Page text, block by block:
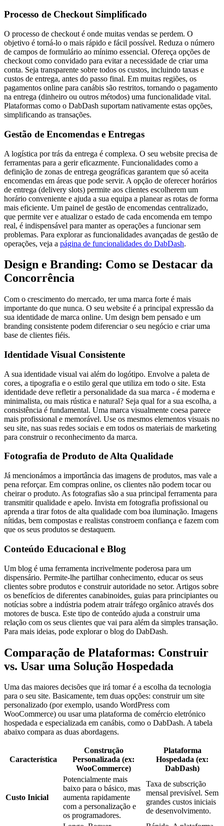
Processo de Checkout Simplificado
O processo de checkout é onde muitas vendas se perdem. O
objetivo é torná-lo o mais rápido e fácil possível. Reduza o número
de campos de formulário ao mínimo essencial. Ofereça opções de
checkout como convidado para evitar a necessidade de criar uma
conta. Seja transparente sobre todos os custos, incluindo taxas e
custos de entrega, antes do passo final. Em muitas regiões, os
pagamentos online para canábis são restritos, tornando o pagamento
na entrega (dinheiro ou outros métodos) uma funcionalidade vital.
Plataformas como o DabDash suportam nativamente estas opções,
simplificando as transações.
Gestão de Encomendas e Entregas
A logística por trás da entrega é complexa. O seu website precisa de
ferramentas para a gerir eficazmente. Funcionalidades como a
definição de zonas de entrega geográficas garantem que só aceita
encomendas em áreas que pode servir. A opção de oferecer horários
de entrega (delivery slots) permite aos clientes escolherem um
horário conveniente e ajuda a sua equipa a planear as rotas de forma
mais eficiente. Um painel de gestão de encomendas centralizado,
que permite ver e atualizar o estado de cada encomenda em tempo
real, é indispensável para manter as operações a funcionar sem
problemas. Para explorar as funcionalidades avançadas de gestão de
operações, veja a página de funcionalidades do DabDash.
Design e Branding: Como se Destacar da
Concorrência
Com o crescimento do mercado, ter uma marca forte é mais
importante do que nunca. O seu website é a principal expressão da
sua identidade de marca online. Um design bem pensado e um
branding consistente podem diferenciar o seu negócio e criar uma
base de clientes fiéis.
Identidade Visual Consistente
A sua identidade visual vai além do logótipo. Envolve a paleta de
cores, a tipografia e o estilo geral que utiliza em todo o site. Esta
identidade deve refletir a personalidade da sua marca - é moderna e
minimalista, ou mais rústica e natural? Seja qual for a sua escolha, a
consistência é fundamental. Uma marca visualmente coesa parece
mais profissional e memorável. Use os mesmos elementos visuais no
seu site, nas suas redes sociais e em todos os materiais de marketing
para construir o reconhecimento da marca.
Fotografia de Produto de Alta Qualidade
Já mencionámos a importância das imagens de produtos, mas vale a
pena reforçar. Em compras online, os clientes não podem tocar ou
cheirar o produto. As fotografias são a sua principal ferramenta para
transmitir qualidade e apelo. Invista em fotografia profissional ou
aprenda a tirar fotos de alta qualidade com boa iluminação. Imagens
nítidas, bem compostas e realistas constroem confiança e fazem com
que os seus produtos se destaquem.
Conteúdo Educacional e Blog
Um blog é uma ferramenta incrivelmente poderosa para um
dispensário. Permite-lhe partilhar conhecimento, educar os seus
clientes sobre produtos e construir autoridade no setor. Artigos sobre
os benefícios de diferentes canabinoides, guias para principiantes ou
notícias sobre a indústria podem atrair tráfego orgânico através dos
motores de busca. Este tipo de conteúdo ajuda a construir uma
relação com os seus clientes que vai para além da simples transação.
Para mais ideias, pode explorar o blog do DabDash.
Comparação de Plataformas: Construir
vs. Usar uma Solução Hospedada
Uma das maiores decisões que irá tomar é a escolha da tecnologia
para o seu site. Basicamente, tem duas opções: construir um site
personalizado (por exemplo, usando WordPress com
WooCommerce) ou usar uma plataforma de comércio eletrónico
hospedada e especializada em canábis, como o DabDash. A tabela
abaixo compara as duas abordagens.
Característica
Construção
Personalizada (ex:
WooCommerce)
Plataforma
Hospedada (ex:
DabDash)
Custo Inicial
Potencialmente mais
baixo para o básico, mas
aumenta rapidamente
com a personalização e
os programadores.
Taxa de subscrição
mensal previsível. Sem
grandes custos iniciais
de desenvolvimento.